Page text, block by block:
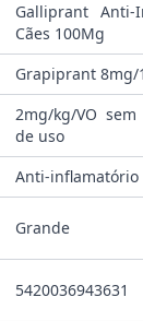
Galliprant Anti-
Cães 100Mg
Grapiprant 8mg/
2mg/kg/VO
de uso
Anti-inflamatório
Grande
5420036943631